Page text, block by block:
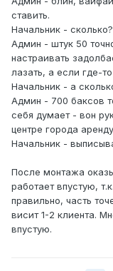
ставить.
Начальник - сколько?
Админ - штук 50
настраивать
лазать, а если где-
Начальник - а
Админ - 700 баксов
себя думает - вон
центре города
Начальник -
После монтажа
работает впустую,
правильно, часть
висит 1-2 клиента.
впустую.